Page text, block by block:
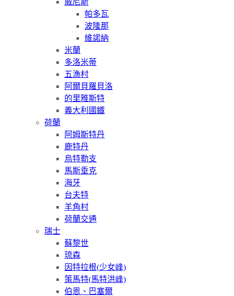
威尼斯
帕多瓦
波隆那
維諾納
米蘭
多洛米蒂
五漁村
阿爾貝羅貝洛
的里雅斯特
義大利國鐵
荷蘭
阿姆斯特丹
鹿特丹
烏特勒支
馬斯垂克
海牙
台夫特
羊角村
荷蘭交通
瑞士
蘇黎世
琉森
因特拉根(少女峰)
策馬特(馬特洪峰)
伯恩、巴塞爾